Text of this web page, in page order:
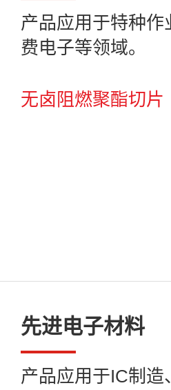
产品应用于特种
费电子等领域。
无卤阻燃聚酯切片
先进电子材料
产品应用于IC制